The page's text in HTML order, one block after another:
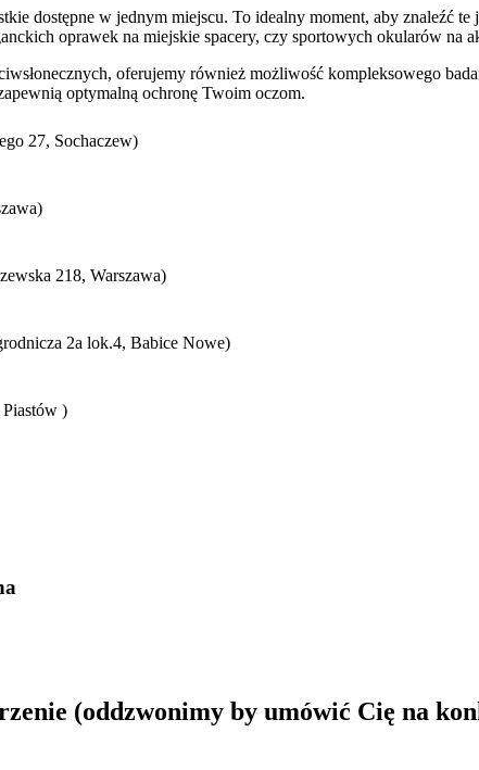
dostępne w jednym miejscu. To idealny moment, aby znaleźć
oprawek na miejskie spacery, czy sportowych okularów na
oferujemy również możliwość kompleksowego
optymalną ochronę Twoim oczom.
27, Sochaczew)
218, Warszawa)
2a lok.4, Babice Nowe)
)
(oddzwonimy by umówić Cię na